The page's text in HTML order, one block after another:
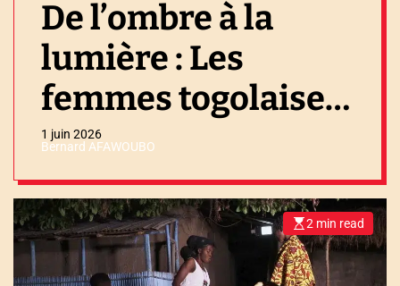
De l’ombre à la
lumière : Les
femmes togolaises
s’affirment grâce à
l’énergie
1 juin 2026
Bernard AFAWOUBO
E
s
t
i
m
2 min read